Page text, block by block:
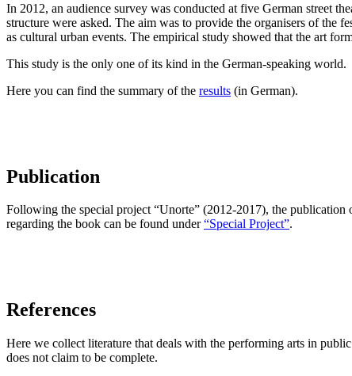
In 2012, an audience survey was conducted at five German street
structure were asked. The aim was to provide the organisers of the
as cultural urban events. The empirical study showed that the art
This study is the only one of its kind in the German-speaking world.
Here you can find the summary of the results (in German).
Publication
Following the special project “Unorte” (2012-2017), the
regarding the book can be found under“Special Project”.
References
Here we collect literature that deals with the performing arts in
does not claim to be complete.